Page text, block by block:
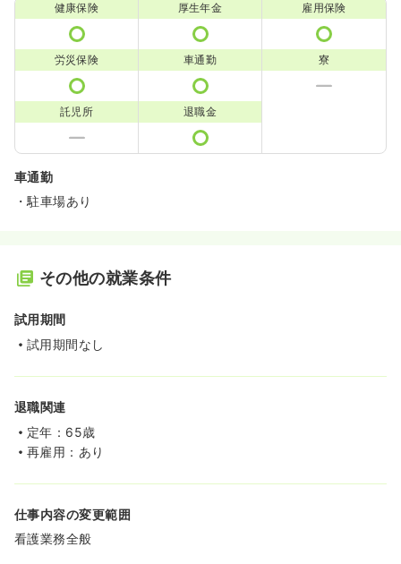
健康保険 厚生年金 雇用保険
労災保険 車通勤 寮
託児所 退職金
車通勤
・駐車場あり
その他の就業条件
試用期間
試用期間なし
退職関連
定年：65歳
再雇用：あり
仕事内容の変更範囲
看護業務全般